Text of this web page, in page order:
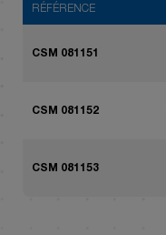
RÉFÉRENCE
CSM 081151
CSM 081152
CSM 081153